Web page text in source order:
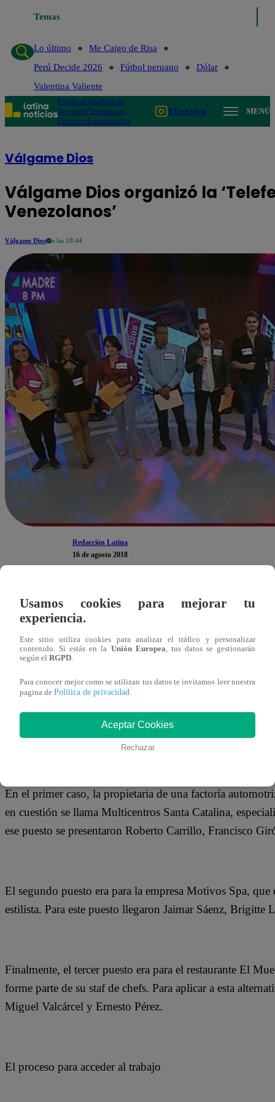
Temas
Lo último
Me Caigo de Risa
Perú Decide 2026
Fútbol peruano
Dólar
Valentina Valiente
PolíticaLimaMundo
Te ayudoTendencias
DeportesEspectáculos
TV en vivo MENÚ
Válgame Dios
Válgame Dios organizó la
Venezolanos’
Válgame Dios a las 18:44
Redacción Latina
16 de agosto 2018
Más de 300 ciudadanos venezolanos llegaron al frontis
de ‘No a la xenofobia’, organizó la ‘Teleferia del
del gran Marco Antonio.
En grupos de tres aparecieron los venezolanos en el set
trabajo. El tiempo de parmanencia en cada puesto es de
desempeño para quedarse por más tiempo.
En el primer caso, la propietaria de una factoría
en cuestión se llama Multicentros Santa Catalina,
ese puesto se presentaron Roberto Carrillo, Francisco
El segundo puesto era para la empresa Motivos Spa,
estilista. Para este puesto llegaron Jaimar Sáenz, Brigitte
Finalmente, el tercer puesto era para el restaurante El
forme parte de su staf de chefs. Para aplicar a esta
Miguel Valcárcel y Ernesto Pérez.
El proceso para acceder al trabajo
Usamos cookies para mejorar tu
experiencia.
Este sitio utiliza cookies para analizar el tráfico y personalizar
contenido. Si estás en la Unión Europea , tus datos se gestionarán
según el RGPD
Para conocer mejor como se utilizan tus datos te invitamos leer nuestra
pagina de Política de privacidad
Aceptar Cookies
Rechazar